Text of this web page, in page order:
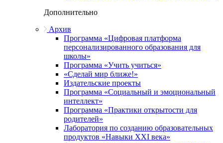
Дополнительно
Архив
Программа «Цифровая платформа
персонализированного образования для
школы»
Программа «Учить учиться»
«Сделай мир ближе!»
Издательские проекты
Программа «Социальный и эмоциональный
интеллект»
Программа «Практики открытости для
родителей»
Лаборатория по созданию образовательных
продуктов «Навыки XXI века»